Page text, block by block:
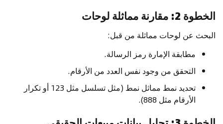
الخطوة 2: مقارنة مماثلة لوحات
البحث عن لوحات مماثلة من قبل:
مطابقة الإمارة رمز الرسالة.
التحقق من وجود نفس العدد من الأرقام.
تحديد نمط مماثل نمط (مثل تسلسل مثل 123 أو تكرار
الأرقام مثل 888).